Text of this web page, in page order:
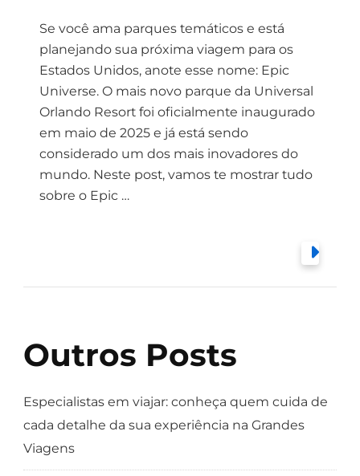
Se você ama parques temáticos e está
planejando sua próxima viagem para os
Estados Unidos, anote esse nome: Epic
Universe. O mais novo parque da Universal
Orlando Resort foi oficialmente inaugurado
em maio de 2025 e já está sendo
considerado um dos mais inovadores do
mundo. Neste post, vamos te mostrar tudo
sobre o Epic …
Outros Posts
Especialistas em viajar: conheça quem cuida de
cada detalhe da sua experiência na Grandes
Viagens